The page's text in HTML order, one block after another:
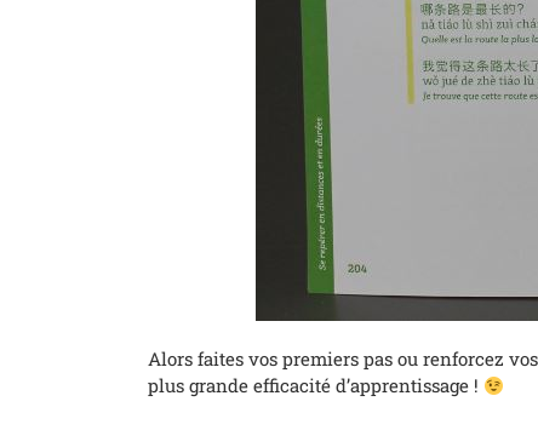
Alors faites vos premiers pas ou renforcez
plus grande efficacité d’apprentissage !